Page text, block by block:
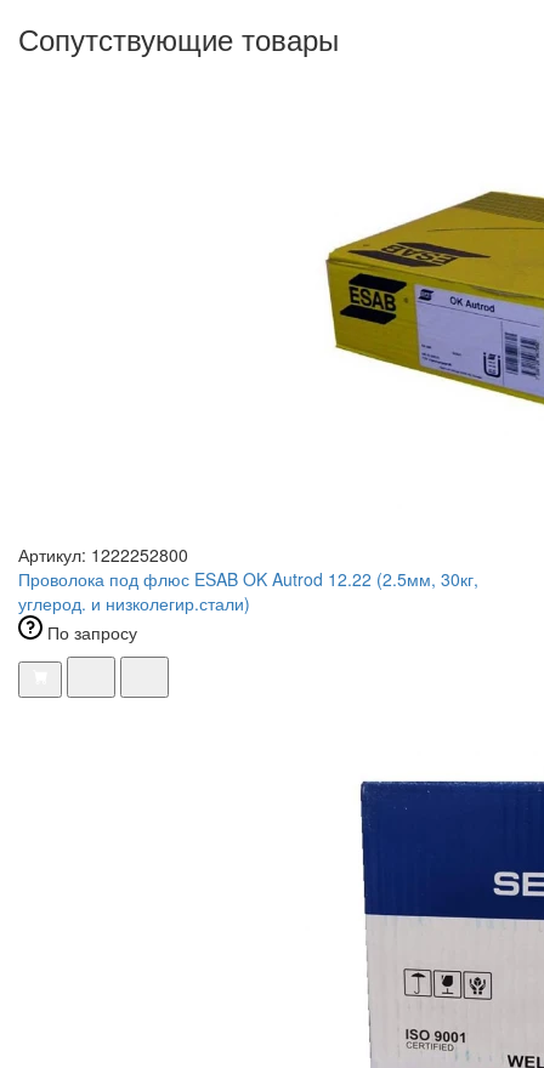
Сопутствующие товары
Артикул: 1222252800
Проволока под флюс ESAB OK Autrod 12.22 (2.5мм, 30кг,
углерод. и низколегир.стали)
По запросу